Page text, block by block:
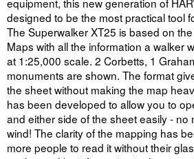
designed to be the most practical tool
The Superwalker XT25 is based on
Maps with all the information a walker
at 1:25,000 scale. 2 Corbetts, 1
monuments are shown. The format
the sheet without making the map
has been developed to allow you to
and either side of the sheet easily - no
wind! The clarity of the mapping has
more people to read it without their